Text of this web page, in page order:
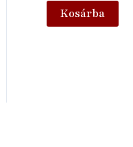
Kosárba